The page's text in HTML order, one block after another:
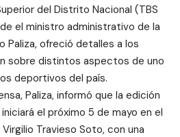
del Distrito Nacional (TBS
el ministro administrativo de la
Paliza, ofreció detalles a los
sobre distintos aspectos de uno
deportivos del país.
Paliza, informó que la edición
el próximo 5 de mayo en el
Travieso Soto, con una